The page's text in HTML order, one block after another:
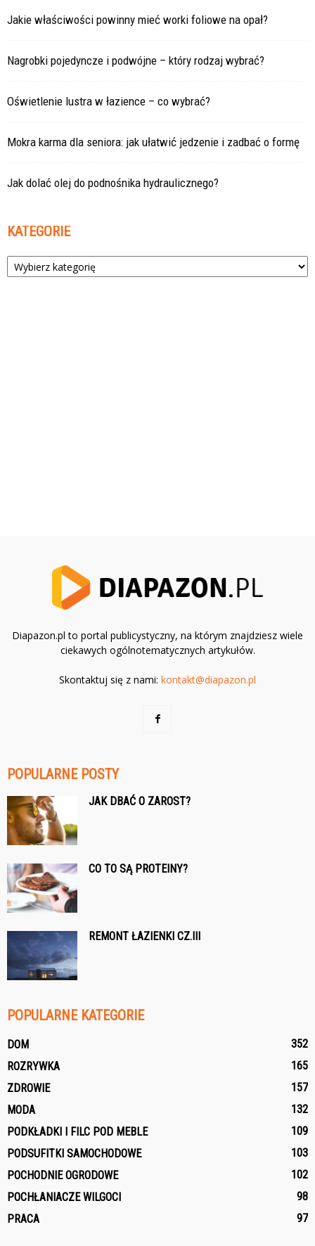
Jakie właściwości powinny mieć worki foliowe na opał?
Nagrobki pojedyncze i podwójne – który rodzaj wybrać?
Oświetlenie lustra w łazience – co wybrać?
Mokra karma dla seniora: jak ułatwić jedzenie i zadbać o formę
Jak dolać olej do podnośnika hydraulicznego?
KATEGORIE
Kategorie
Diapazon.pl to portal publicystyczny, na którym znajdziesz wiele
ciekawych ogólnotematycznych artykułów.
Skontaktuj się z nami: kontakt@diapazon.pl
POPULARNE POSTY
JAK DBAĆ O ZAROST?
CO TO SĄ PROTEINY?
REMONT ŁAZIENKI CZ.III
POPULARNE KATEGORIE
DOM
352
ROZRYWKA
165
ZDROWIE
157
MODA
132
PODKŁADKI I FILC POD MEBLE
109
PODSUFITKI SAMOCHODOWE
103
POCHODNIE OGRODOWE
102
POCHŁANIACZE WILGOCI
98
PRACA
97